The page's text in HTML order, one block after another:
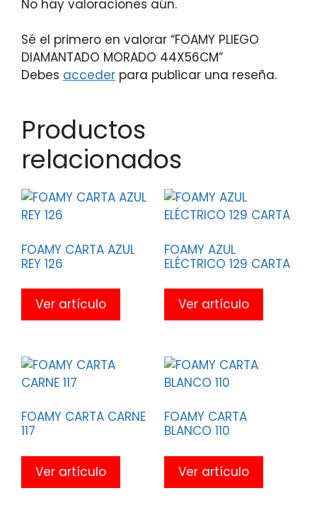
No hay valoraciones aún.
Sé el primero en valorar “FOAMY PLIEGO
DIAMANTADO MORADO 44X56CM”
Debes acceder para publicar una reseña.
Productos
relacionados
FOAMY CARTA AZUL
REY 126
Ver artículo
FOAMY AZUL
ELÉCTRICO 129 CARTA
Ver artículo
FOAMY CARTA CARNE
117
Ver artículo
FOAMY CARTA
BLANCO 110
Ver artículo